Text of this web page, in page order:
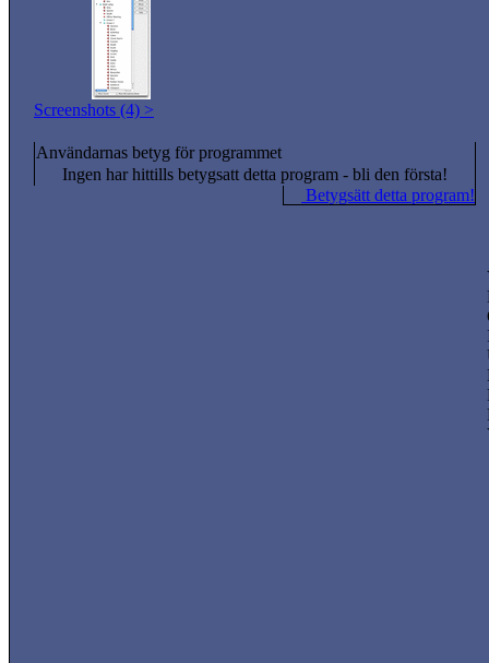
Screenshots (4) >
Användarnas betyg för programmet
Ingen har hittills betygsatt detta program - bli den första!
Betygsätt detta program!